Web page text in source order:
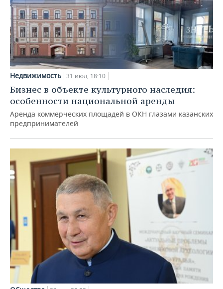
Недвижимость 31 июл, 18:10
Бизнес в объекте культурного наследия:
особенности национальной аренды
Аренда коммерческих площадей в ОКН глазами казанских
предпринимателей